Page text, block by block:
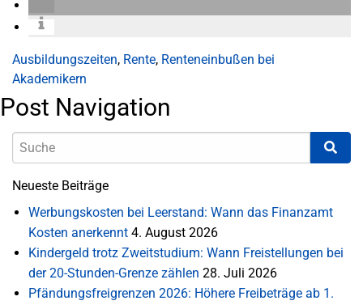
Ausbildungszeiten, Rente, Renteneinbußen bei
Akademikern
Post Navigation
Neueste Beiträge
Werbungskosten bei Leerstand: Wann das Finanzamt
Kosten anerkennt 4. August 2026
Kindergeld trotz Zweitstudium: Wann Freistellungen bei
der 20-Stunden-Grenze zählen 28. Juli 2026
Pfändungsfreigrenzen 2026: Höhere Freibeträge ab 1.